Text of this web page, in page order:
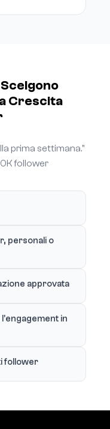
Crescita
prima settimana."
follower
personali o
approvata
in
follower